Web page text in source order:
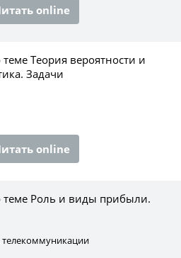
online
Теория вероятности и
Задачи
online
теме Роль и виды прибыли.